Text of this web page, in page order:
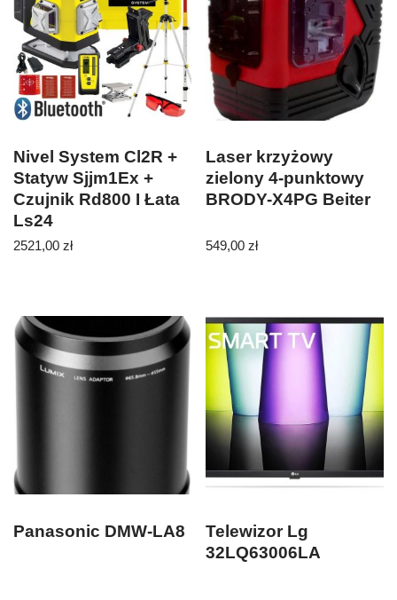
Nivel System Cl2R +
Statyw Sjjm1Ex +
Czujnik Rd800 I Łata
Ls24
CL2RSETSJJM1EXRD800LS24
2521,00 zł
Laser krzyżowy
zielony 4-punktowy
BRODY-X4PG Beiter
549,00zł
Panasonic DMW-LA8
Telewizor Lg
32LQ63006LA